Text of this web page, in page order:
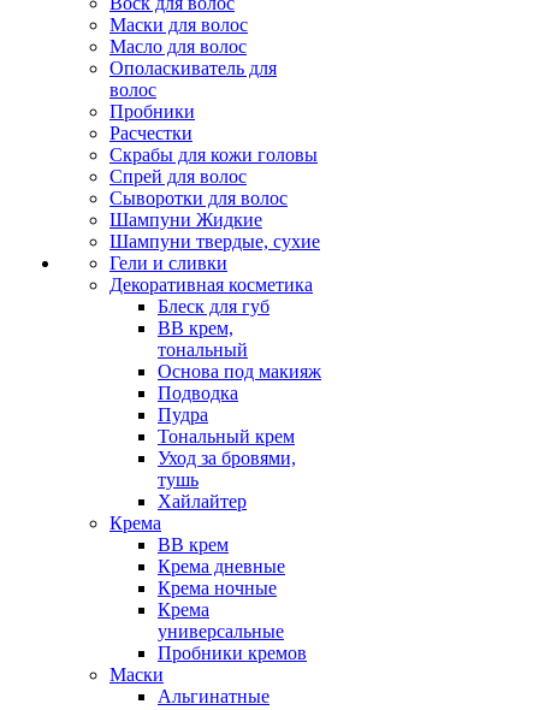
Маски для волос
Масло для волос
Ополаскиватель для
волос
Пробники
Расчестки
Скрабы для кожи головы
Спрей для волос
Сыворотки для волос
Шампуни Жидкие
Шампуни твердые, сухие
Гели и сливки
Декоративная косметика
Блеск для губ
ВВ крем,
тональный
Основа под макияж
Подводка
Пудра
Тональный крем
Уход за бровями,
тушь
Хайлайтер
Крема
ВВ крем
Крема дневные
Крема ночные
Крема
универсальные
Пробники кремов
Маски
Альгинатные